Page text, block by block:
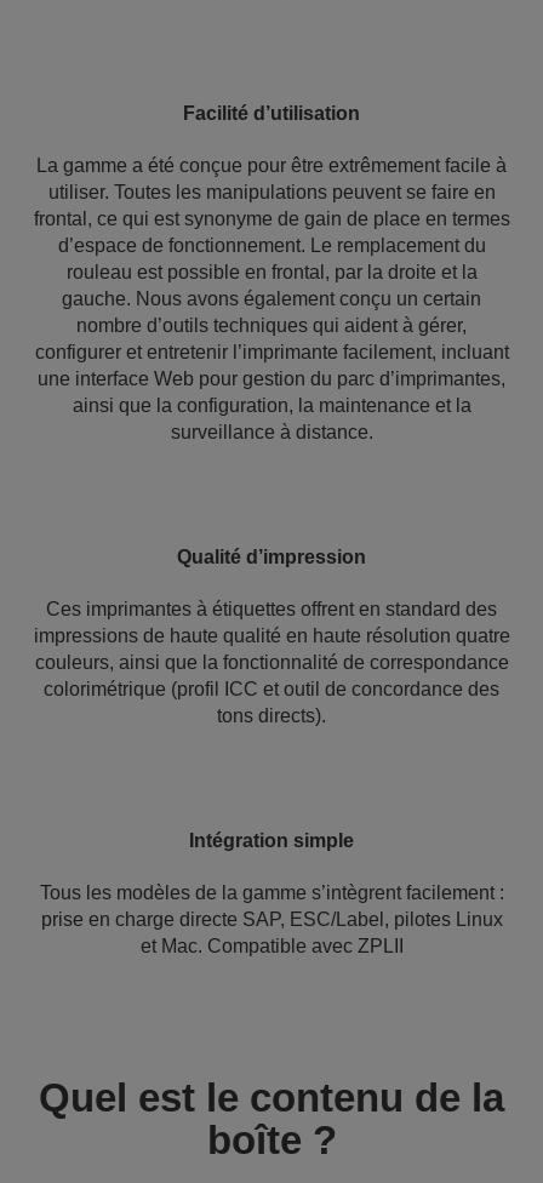
Facilité d’utilisation
La gamme a été conçue pour être extrêmement facile à
utiliser. Toutes les manipulations peuvent se faire en
frontal, ce qui est synonyme de gain de place en termes
d’espace de fonctionnement. Le remplacement du
rouleau est possible en frontal, par la droite et la
gauche. Nous avons également conçu un certain
nombre d’outils techniques qui aident à gérer,
configurer et entretenir l’imprimante facilement, incluant
une interface Web pour gestion du parc d’imprimantes,
ainsi que la configuration, la maintenance et la
surveillance à distance.
Qualité d’impression
Ces imprimantes à étiquettes offrent en standard des
impressions de haute qualité en haute résolution quatre
couleurs, ainsi que la fonctionnalité de correspondance
colorimétrique (profil ICC et outil de concordance des
tons directs).
Intégration simple
Tous les modèles de la gamme s’intègrent facilement :
prise en charge directe SAP, ESC/Label, pilotes Linux
et Mac. Compatible avec ZPLII
Quel est le contenu de la
boîte ?